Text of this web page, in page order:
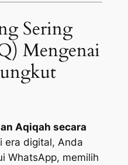
Sering
Mengenai
Aqiqah secara
era digital, Anda
WhatsApp, memilih